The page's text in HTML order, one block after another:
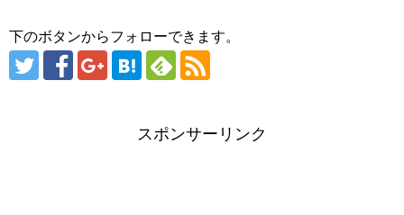
下のボタンからフォローできます。
スポンサーリンク